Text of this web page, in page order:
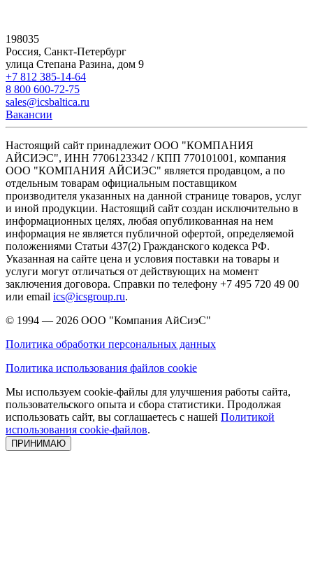
198035
Россия, Санкт-Петербург
улица Степана Разина, дом 9
+7 812 385-14-64
8 800 600-72-75
sales@icsbaltica.ru
Вакансии
Настоящий сайт принадлежит ООО "КОМПАНИЯ
АЙСИЭС", ИНН 7706123342 / КПП 770101001, компания
ООО "КОМПАНИЯ АЙСИЭС" является продавцом, а по
отдельным товарам официальным поставщиком
производителя указанных на данной странице товаров, услуг
и иной продукции. Настоящий сайт создан исключительно в
информационных целях, любая опубликованная на нем
информация не является публичной офертой, определяемой
положениями Статьи 437(2) Гражданского кодекса РФ.
Указанная на сайте цена и условия поставки на товары и
услуги могут отличаться от действующих на момент
заключения договора. Справки по телефону +7 495 720 49 00
или email ics@icsgroup.ru.
© 1994 — 2026 ООО "Компания АйСиэС"
Политика обработки персональных данных
Политика использования файлов cookie
Мы используем cookie-файлы для улучшения работы сайта,
пользовательского опыта и сбора статистики. Продолжая
использовать сайт, вы соглашаетесь с нашей Политикой
использования cookie-файлов.
ПРИНИМАЮ